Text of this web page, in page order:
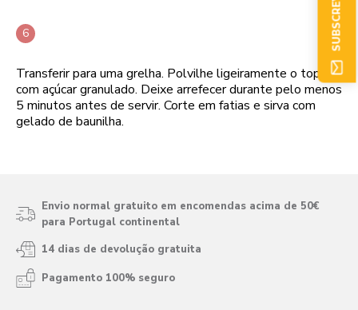
Transferir para uma grelha. Polvilhe ligeiramente o topo
com açúcar granulado. Deixe arrefecer durante pelo menos
5 minutos antes de servir. Corte em fatias e sirva com
gelado de baunilha.
Envio normal gratuito em encomendas acima de 50€
para Portugal continental
14 dias de devolução gratuita
Pagamento 100% seguro